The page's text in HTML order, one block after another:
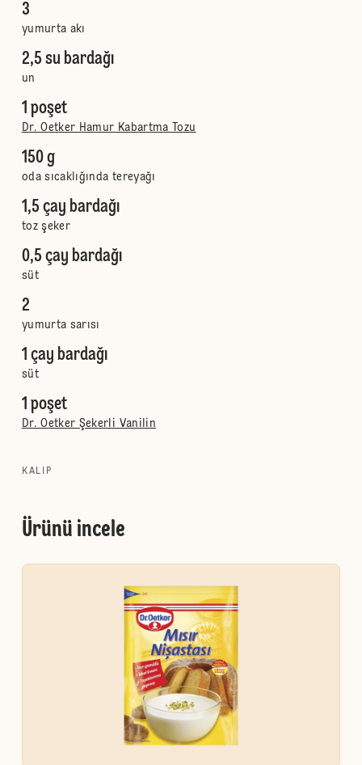
3
yumurta akı
2,5 su bardağı
un
1 poşet
Dr. Oetker Hamur Kabartma Tozu
150 g
oda sıcaklığında tereyağı
1,5 çay bardağı
toz şeker
0,5 çay bardağı
süt
2
yumurta sarısı
1 çay bardağı
süt
1 poşet
Dr. Oetker Şekerli Vanilin
KALIP
Ürünü incele